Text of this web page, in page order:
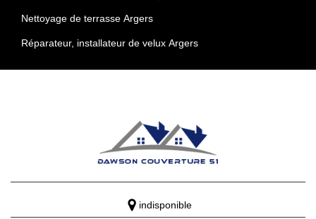
Nettoyage de terrasse Argers
Réparateur, installateur de velux Argers
indisponible